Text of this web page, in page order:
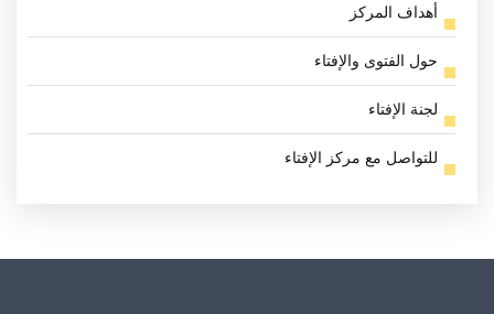
أهداف المركز
حول الفتوى والإفتاء
لجنة الإفتاء
للتواصل مع مركز الإفتاء